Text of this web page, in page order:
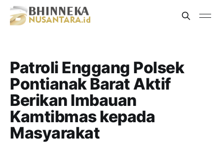
Patroli Enggang Polsek
Pontianak Barat Aktif
Berikan Imbauan
Kamtibmas kepada
Masyarakat